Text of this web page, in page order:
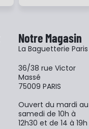
Notre Magasin
La Baguetterie Paris
36/38 rue Victor
Massé
75009 PARIS
Ouvert du mardi au
samedi de 10h à
12h30 et de 14 à 19h